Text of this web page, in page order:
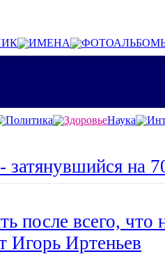
ИМЕНА
Политика ЗдоровьеНаука
затянувшийся на
после всего, что
Игорь Иртеньев